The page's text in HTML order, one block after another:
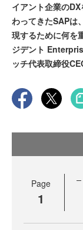
イアント企業の
わってきたSAPは
現するために何を
ジデント
ッチ代表取締役
Page
1